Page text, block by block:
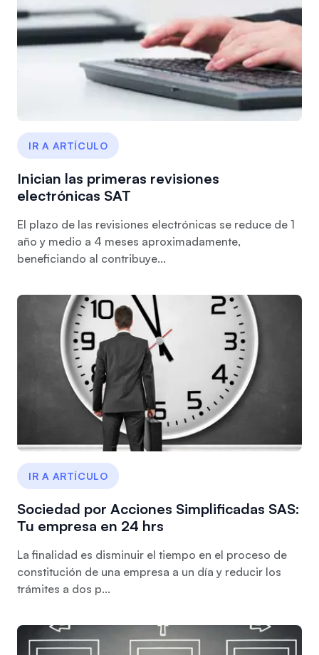
IR A ARTÍCULO
Inician las primeras revisiones
electrónicas SAT
El plazo de las revisiones electrónicas se reduce de 1
año y medio a 4 meses aproximadamente,
beneficiando al contribuye...
IR A ARTÍCULO
Sociedad por Acciones Simplificadas SAS:
Tu empresa en 24 hrs
La finalidad es disminuir el tiempo en el proceso de
constitución de una empresa a un día y reducir los
trámites a dos p...